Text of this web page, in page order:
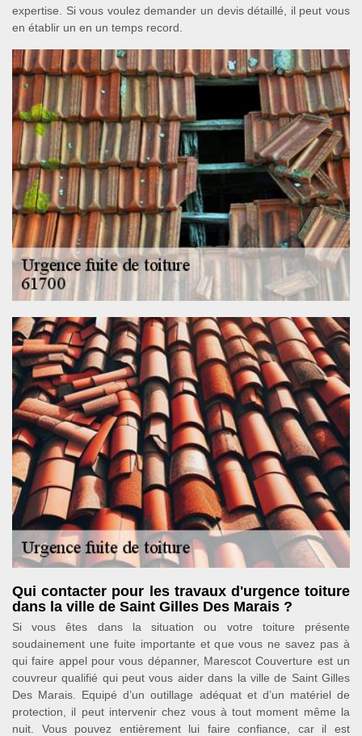
expertise. Si vous voulez demander un devis détaillé, il peut vous
en établir un en un temps record.
Qui contacter pour les travaux d'urgence toiture
dans la ville de Saint Gilles Des Marais ?
Si vous êtes dans la situation ou votre toiture présente
soudainement une fuite importante et que vous ne savez pas à
qui faire appel pour vous dépanner, Marescot Couverture est un
couvreur qualifié qui peut vous aider dans la ville de Saint Gilles
Des Marais. Equipé d’un outillage adéquat et d’un matériel de
protection, il peut intervenir chez vous à tout moment même la
nuit. Vous pouvez entièrement lui faire confiance, car il est